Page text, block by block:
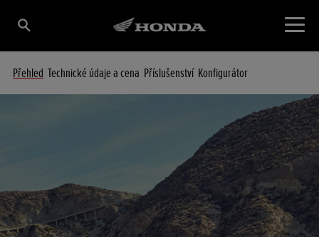
Přehled Technické údaje a cena Příslušenství Konfigurátor